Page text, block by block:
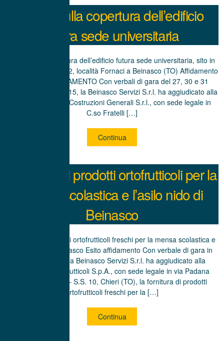
Lavori sulla copertura dell’edificio
futura sede universitaria
Lavori sulla copertura dell’edificio futura sede universitaria, sito in
via San Giacomo n.2, località Fornaci a Beinasco (TO) Affidamento
ESITO DI AFFIDAMENTO Con verbali di gara del 27, 30 e 31
marzo e 2 aprile 2015, la Beinasco Servizi S.r.l. ha aggiudicato alla
ditta D.C.G. Ditta Costruzioni Generali S.r.l., con sede legale in
C.so Fratelli […]
Continua
Fornitura di prodotti ortofrutticoli per la
mensa scolastica e l’asilo nido di
Beinasco
Fornitura di prodotti ortofrutticoli freschi per la mensa scolastica e
l’asilo nido di Beinasco Esito affidamento Con verbale di gara in
data 27.1.2015 la Beinasco Servizi S.r.l. ha aggiudicato alla
Stroppiana Ortofrutticoli S.p.A., con sede legale in via Padana
Inferiore n. 121 – S.S. 10, Chieri (TO), la fornitura di prodotti
ortofrutticoli freschi per la […]
Continua